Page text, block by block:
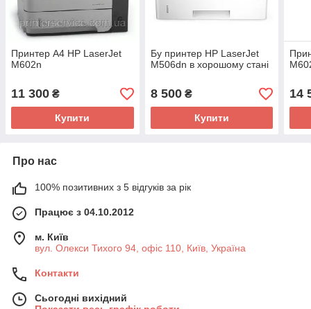
Принтер А4 HP LaserJet
M602n
11 300 ₴
Купити
Бу принтер HP LaserJet
M506dn в хорошому стані
8 500₴
Купити
14
Про нас
100% позитивних з 5 відгуків за рік
Працює з 04.10.2012
м. Київ
вул. Олекси Тихого 94, офіс 110, Київ, Україна
Контакти
Сьогодні вихідний